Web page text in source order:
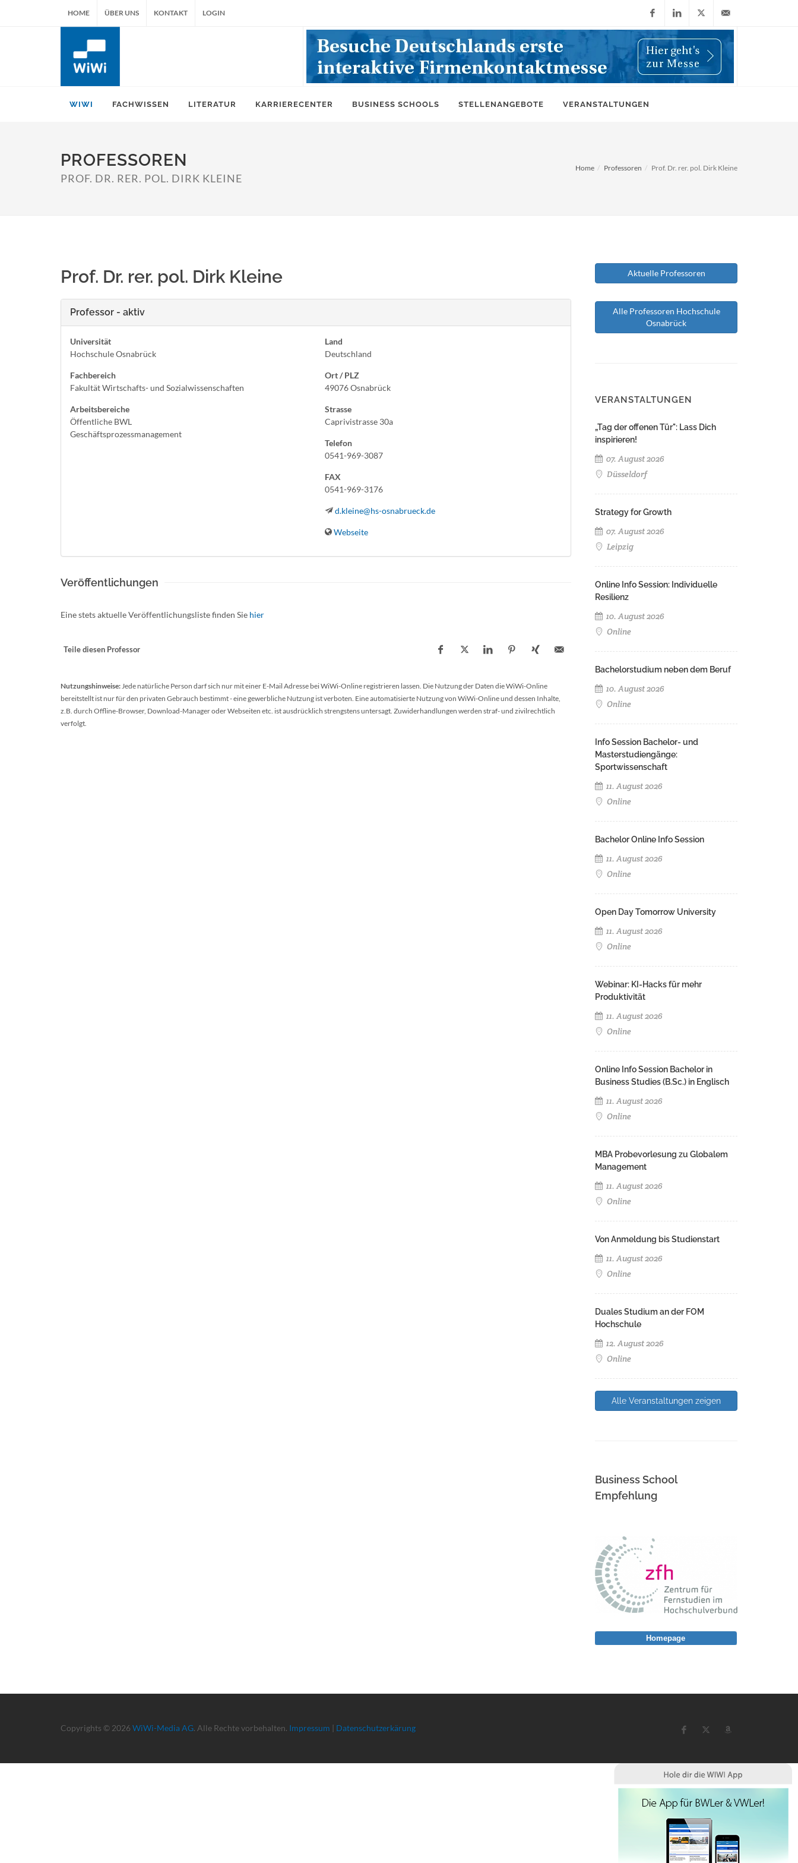
HOME ÜBER UNS KONTAKT LOGIN
FacebookLinkedIn
X
(Twitter)
info@wiwi-
WIWI FACHWISSEN LITERATUR KARRIERECENTER BUSINESS SCHOOLS STELLENANGEBOTE VERANSTALTUNGEN
PROFESSOREN
PROF. DR. RER. POL. DIRK KLEINE
Home Professoren Prof. Dr. rer. pol. Dirk Kleine
Prof. Dr. rer. pol. Dirk Kleine
Professor - aktiv
Universität
Hochschule Osnabrück
Fachbereich
Fakultät Wirtschafts- und Sozialwissenschaften
Arbeitsbereiche
Öffentliche BWL
Geschäftsprozessmanagement
Land
Deutschland
Ort / PLZ
49076 Osnabrück
Strasse
Caprivistrasse 30a
Telefon
0541-969-3087
FAX
0541-969-3176
d.kleine@hs-osnabrueck.de
Webseite
Veröffentlichungen
Eine stets aktuelle Veröffentlichungsliste finden Sie hier
Teile diesen Professor
Nutzungshinweise:Jede natürliche Person darf sich nur mit einer E-Mail Adresse bei WiWi-Online registrieren lassen. Die Nutzung der Daten die WiWi-Online
bereitstellt ist nur für den privaten Gebrauch bestimmt - eine gewerbliche Nutzung ist verboten. Eine automatisierte Nutzung von WiWi-Online und dessen Inhalte,
z.B. durch Offline-Browser, Download-Manager oder Webseiten etc. ist ausdrücklich strengstens untersagt. Zuwiderhandlungen werden straf- und zivilrechtlich
verfolgt.
Aktuelle Professoren
Alle Professoren Hochschule
Osnabrück
VERANSTALTUNGEN
„Tag der offenen Tür": Lass Dich
inspirieren!
07. August 2026
Düsseldorf
Strategy for Growth
07. August 2026
Leipzig
Online Info Session: Individuelle
Resilienz
10. August 2026
Online
Bachelorstudium neben dem Beruf
10. August 2026
Online
Info Session Bachelor- und
Masterstudiengänge:
Sportwissenschaft
11. August 2026
Online
Bachelor Online Info Session
11. August 2026
Online
Open Day Tomorrow University
11. August 2026
Online
Webinar: KI-Hacks für mehr
Produktivität
11. August 2026
Online
Online Info Session Bachelor in
Business Studies (B.Sc.) in Englisch
11. August 2026
Online
MBA Probevorlesung zu Globalem
Management
11. August 2026
Online
Von Anmeldung bis Studienstart
11. August 2026
Online
Duales Studium an der FOM
Hochschule
12. August 2026
Online
Alle Veranstaltungen zeigen
Business School
Empfehlung
Copyrights © 2026 WiWi-Media AG. Alle Rechte vorbehalten. Impressum | Datenschutzerkärung
Homepage